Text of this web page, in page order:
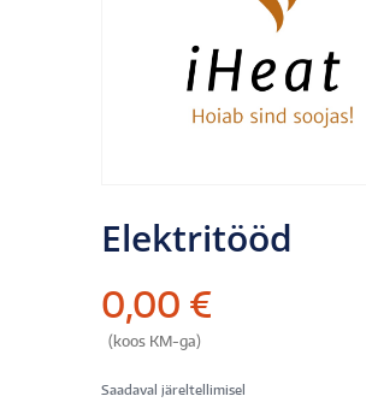
Elektritööd
0,00 €
(koos KM-ga)
Saadaval järeltellimisel